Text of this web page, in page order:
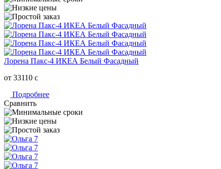
Лорена Пакс-4 ИКЕА Белый Фасадный
от 33110 c
Подробнее
Сравнить